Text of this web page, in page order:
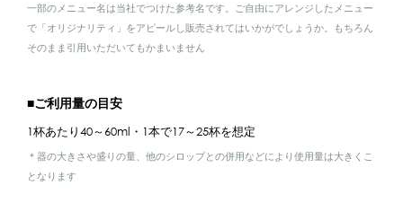
一部のメニュー名は当社でつけた参考名です。ご自由にアレンジしたメニュー
で「オリジナリティ」をアピールし販売されてはいかがでしょうか。もちろん
そのまま引用いただいてもかまいません
■ご利用量の目安
1杯あたり40～60ml・1本で17～25杯を想定
＊器の大きさや盛りの量、他のシロップとの併用などにより使用量は大きくこ
となります